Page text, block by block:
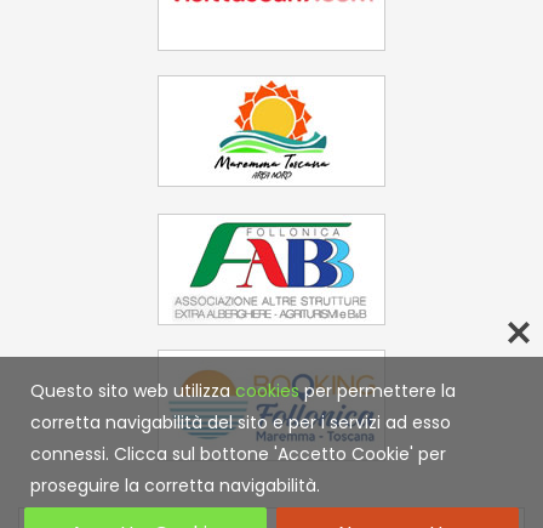
Questo sito web utilizzacookiesper permettere la
corretta navigabilità del sito e per i servizi ad esso
connessi. Clicca sul bottone 'Accetto Cookie' per
proseguire la corretta navigabilità.